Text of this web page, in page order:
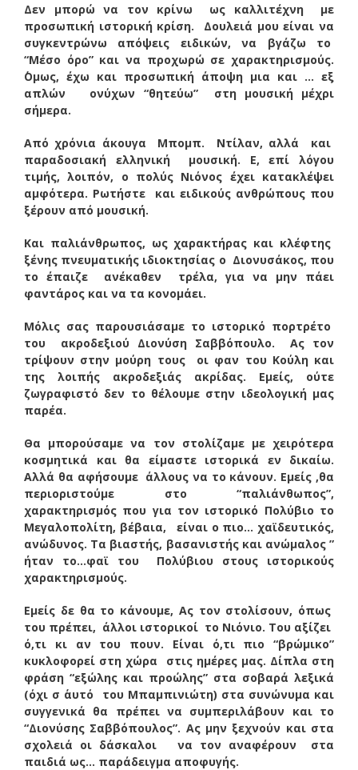
Δεν μπορώ να τον κρίνω ως καλλιτέχνη με
προσωπική ιστορική κρίση. Δουλειά μου είναι να
συγκεντρώνω απόψεις ειδικών, να βγάζω το
“Μέσο όρο” και να προχωρώ σε χαρακτηρισμούς.
΄Ομως, έχω και προσωπική άποψη μια και … εξ
απλών ονύχων “θητεύω” στη μουσική μέχρι
σήμερα.
Από χρόνια άκουγα Μπομπ. Ντίλαν, αλλά και
παραδοσιακή ελληνική μουσική. Ε, επί λόγου
τιμής, λοιπόν, ο πολύς Νιόνος έχει κατακλέψει
αμφότερα. Ρωτήστε και ειδικούς ανθρώπους που
ξέρουν από μουσική.
Και παλιάνθρωπος, ως χαρακτήρας και κλέφτης
ξένης πνευματικής ιδιοκτησίας ο Διονυσάκος, που
το έπαιζε ανέκαθεν τρέλα, για να μην πάει
φαντάρος και να τα κονομάει.
Μόλις σας παρουσιάσαμε το ιστορικό πορτρέτο
του ακροδεξιού Διονύση Σαββόπουλο. Ας τον
τρίψουν στην μούρη τους οι φαν του Κούλη και
της λοιπής ακροδεξιάς ακρίδας. Εμείς, ούτε
ζωγραφιστό δεν το θέλουμε στην ιδεολογική μας
παρέα.
Θα μπορούσαμε να τον στολίζαμε με χειρότερα
κοσμητικά και θα είμαστε ιστορικά εν δικαίω.
Αλλά θα αφήσουμε άλλους να το κάνουν. Εμείς ,θα
περιοριστούμε στο “παλιάνθωπος”,
χαρακτηρισμός που για τον ιστορικό Πολύβιο το
Μεγαλοπολίτη, βέβαια, είναι ο πιο… χαϊδευτικός,
ανώδυνος. Τα βιαστής, βασανιστής και ανώμαλος ”
ήταν το…φαϊ του Πολύβιου στους ιστορικούς
χαρακτηρισμούς.
Εμείς δε θα το κάνουμε, Ας τον στολίσουν, όπως
του πρέπει, άλλοι ιστορικοί το Νιόνιο. Του αξίζει
ό,τι κι αν του πουν. Είναι ό,τι πιο “βρώμικο”
κυκλοφορεί στη χώρα στις ημέρες μας. Δίπλα στη
φράση “εξώλης και προώλης” στα σοβαρά λεξικά
(όχι σ ΄αυτό του Μπαμπινιώτη) στα συνώνυμα και
συγγενικά θα πρέπει να συμπεριλάβουν και το
“Διονύσης Σαββόπουλος”. Ας μην ξεχνούν και στα
σχολειά οι δάσκαλοι να τον αναφέρουν στα
παιδιά ως… παράδειγμα αποφυγής.